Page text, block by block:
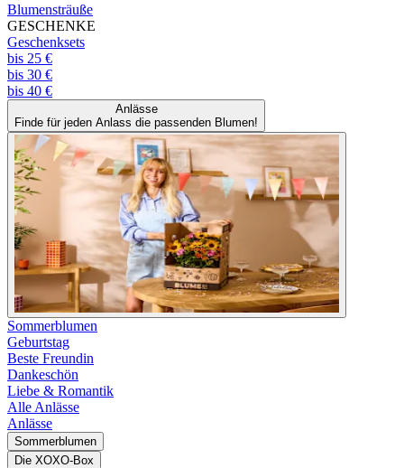
Blumensträuße
GESCHENKE
Geschenksets
bis 25 €
bis 30 €
bis 40 €
Anlässe
Finde für jeden Anlass die passenden Blumen!
Sommerblumen
Geburtstag
Beste Freundin
Dankeschön
Liebe & Romantik
Alle Anlässe
Anlässe
Sommerblumen
Die XOXO-Box